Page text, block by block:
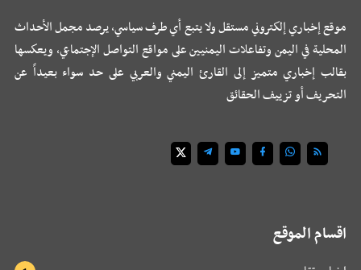
موقع إخباري إلكتروني مستقل ولا يتبع أي طرف سياسي، يرصد مجمل الأحداث
المحلية في اليمن وتفاعلات اليمنيين على مواقع التواصل الإجتماعي، ويعكسها
بقالب إخباري متميز إلى القارئ اليمني والعربي على حد سواء بعيداً عن
التحريف أو تزييف الحقائق
اقسام الموقع